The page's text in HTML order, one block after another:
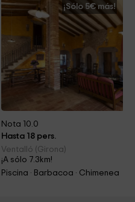
¡Sólo 5€ más!
Nota 10.0
Hasta 18 pers.
Ventalló (Girona)
¡A sólo 7.3km!
Piscina · Barbacoa · Chimenea